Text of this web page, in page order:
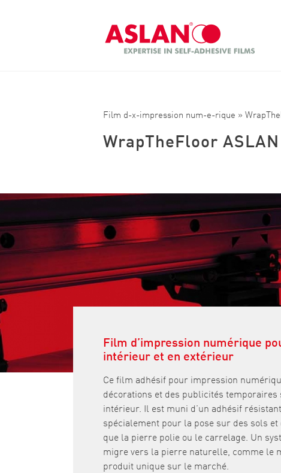
Recherche
Film d-x-impression num-e-rique »
WrapTheFloor
Film d’impression numérique
intérieur et en extérieur
Ce film adhésif pour impression
décorations et des publicités
intérieur. Il est muni d’un adhésif
spécialement pour la pose sur des sols
que la pierre polie ou le carrelage. Un
migre vers la pierre naturelle, comme le
produit unique sur le marché.